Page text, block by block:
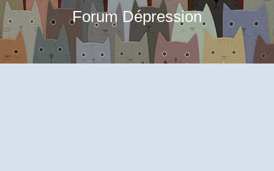
Forum Dépression